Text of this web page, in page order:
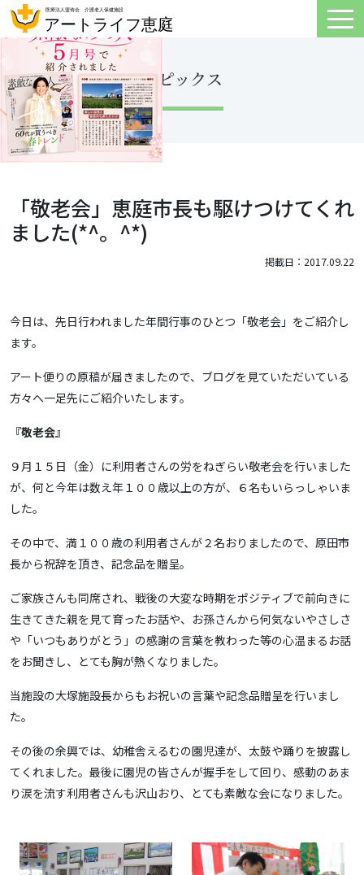
トピックス
「敬老会」恵庭市長も駆けつけてくれ
ました(*^。^*)
掲載日：2017.09.22
今日は、先日行われました年間行事のひとつ「敬老会」をご紹介し
ます。
アート便りの原稿が届きましたので、ブログを見ていただいている
方々へ一足先にご紹介いたします。
『敬老会』
９月１５日（金）に利用者さんの労をねぎらい敬老会を行いました
が、何と今年は数え年１００歳以上の方が、６名もいらっしゃいま
した。
その中で、満１００歳の利用者さんが２名おりましたので、原田市
長から祝辞を頂き、記念品を贈呈。
ご家族さんも同席され、戦後の大変な時期をポジティブで前向きに
生きてきた親を見て育ったお話や、お孫さんから何気ないやさしさ
や「いつもありがとう」の感謝の言葉を教わった等の心温まるお話
をお聞きし、とても胸が熱くなりました。
当施設の大塚施設長からもお祝いの言葉や記念品贈呈を行いまし
た。
その後の余興では、幼稚舎えるむの園児達が、太鼓や踊りを披露し
てくれました。最後に園児の皆さんが握手をして回り、感動のあま
り涙を流す利用者さんも沢山おり、とても素敵な会になりました。